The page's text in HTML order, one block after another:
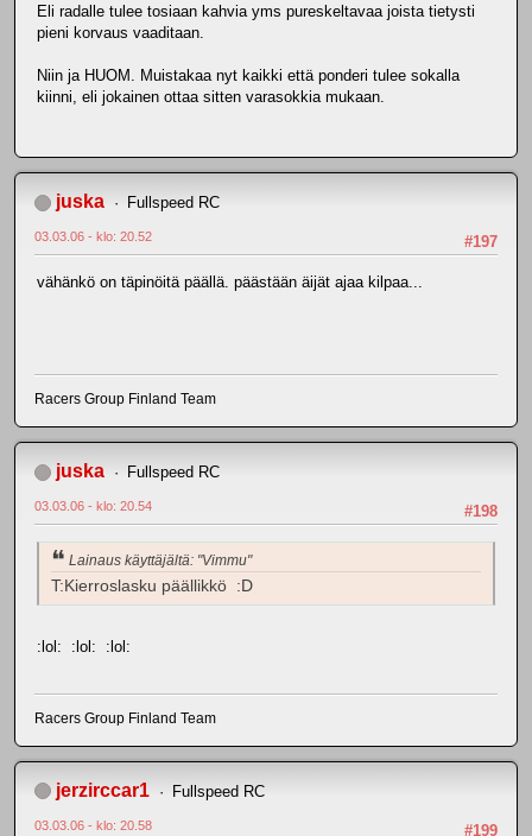
Eli radalle tulee tosiaan kahvia yms pureskeltavaa joista tietysti
pieni korvaus vaaditaan.
Niin ja HUOM. Muistakaa nyt kaikki että ponderi tulee sokalla
kiinni, eli jokainen ottaa sitten varasokkia mukaan.
juska Fullspeed RC
#197
03.03.06 - klo: 20.52
vähänkö on täpinöitä päällä. päästään äijät ajaa kilpaa...
Racers Group Finland Team
juska Fullspeed RC
#198
03.03.06 - klo: 20.54
Lainaus käyttäjältä: "Vimmu"
T:Kierroslasku päällikkö :D
:lol: :lol: :lol:
Racers Group Finland Team
jerzirccar1 Fullspeed RC
#199
03.03.06 - klo: 20.58